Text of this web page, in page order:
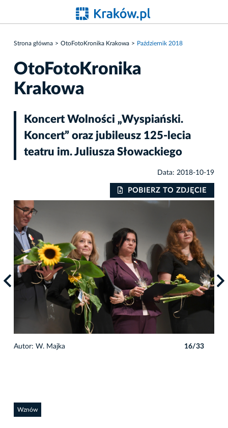
Strona główna OtoFotoKronika Krakowa Październik 2018
OtoFotoKronika
Krakowa
Koncert Wolności „Wyspiański.
Koncert” oraz jubileusz 125-lecia
teatru im. Juliusza Słowackiego
Data: 2018-10-19
POBIERZ TO ZDJĘCIE
Autor: W. Majka 16/33
Wznów